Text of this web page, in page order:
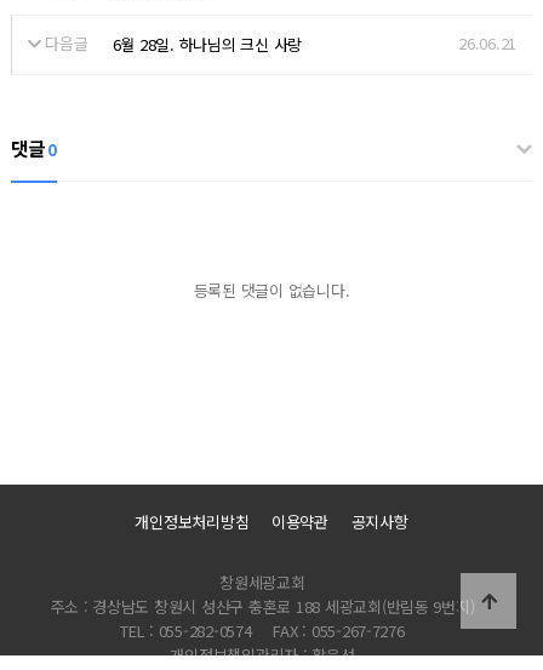
다음글 6월 28일. 하나님의 크신 사랑 26.06.21
댓글0
등록된 댓글이 없습니다.
개인정보처리방침 이용약관 공지사항
창원세광교회
주소 : 경상남도 창원시 성산구 충혼로 188 세광교회(반림동 9번지)
TEL : 055-282-0574
FAX : 055-267-7276
개인정보책임관리자 : 황은선